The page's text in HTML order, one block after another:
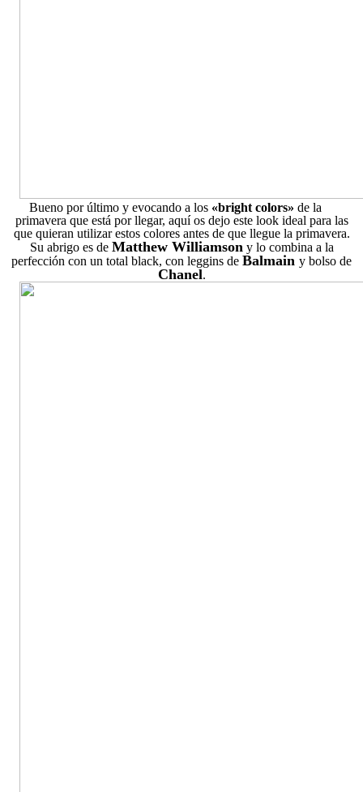
Bueno por último y evocando a los «bright colors» de la
primavera que está por llegar, aquí os dejo este look ideal para las
que quieran utilizar estos colores antes de que llegue la primavera.
Su abrigo es de Matthew Williamson y lo combina a la
perfección con un total black, con leggins de Balmain y bolso de
Chanel.